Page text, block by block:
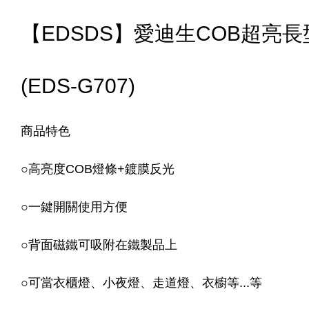
【EDSDS】愛迪生COB超亮
(EDS-G707)
商品特色
○高亮度COB燈條+鍍膜反光
○一鍵開關使用方便
○背面磁鐵可吸附在鐵製品上
○可當衣櫃燈、小夜燈、走道燈、衣櫥等...等